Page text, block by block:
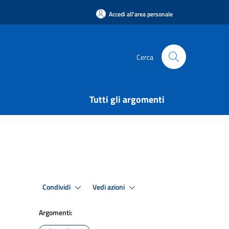
Accedi all'area personale
Cerca
Tutti gli argomenti
Condividi Vedi azioni
Argomenti: